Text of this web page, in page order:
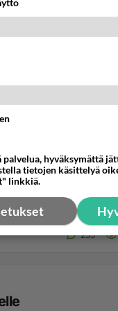
kuoleman
Jeesuksen
255
hyväksymättä
tietojen käsittelyä
linkkiä.